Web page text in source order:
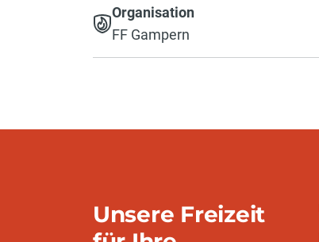
Organisation
FF Gampern
Unsere Freizeit